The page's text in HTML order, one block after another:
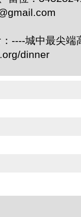
----城中最尖端
dinner